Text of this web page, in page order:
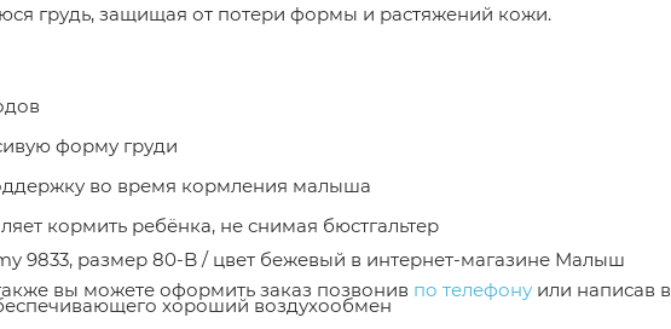
грудь, защищая от потери формы и растяжений кожи.
форму груди
во время кормления малыша
кормить ребёнка, не снимая бюстгальтер
хороший воздухообмен
9833, размер 80-B / цвет бежевый в интернет-магазине Малыш
вы можете оформить заказ позвонив по телефону или написав в